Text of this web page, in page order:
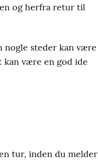
og herfra retur til
nogle steder kan være
kan være en god ide
tur, inden du melder